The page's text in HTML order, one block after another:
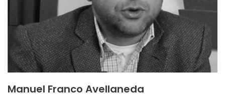
Manuel Franco Avellaneda